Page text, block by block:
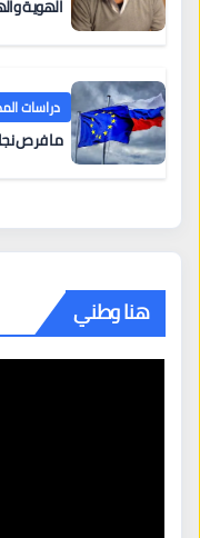
الهوية
دراسات
ما فرص
هنا وطني